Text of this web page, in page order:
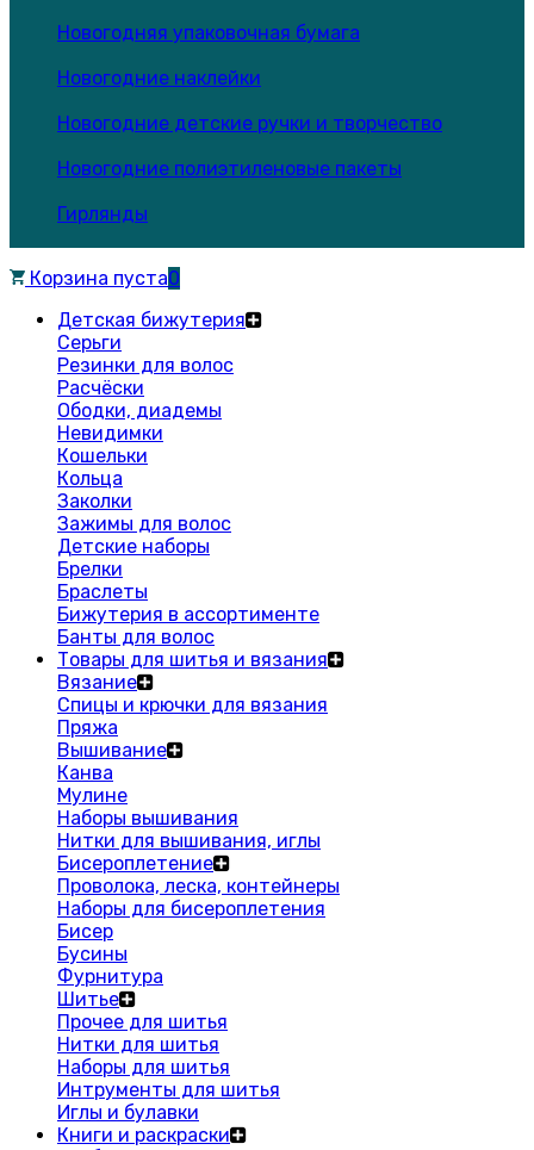
Новогодняя упаковочная бумага
Новогодние наклейки
Новогодние детские ручки и творчество
Новогодние полиэтиленовые пакеты
Гирлянды
Корзина пуста0
Детская бижутерия
Серьги
Резинки для волос
Расчёски
Ободки, диадемы
Невидимки
Кошельки
Кольца
Заколки
Зажимы для волос
Детские наборы
Брелки
Браслеты
Бижутерия в ассортименте
Банты для волос
Товары для шитья и вязания
Вязание
Спицы и крючки для вязания
Пряжа
Вышивание
Канва
Мулине
Наборы вышивания
Нитки для вышивания, иглы
Бисероплетение
Проволока, леска, контейнеры
Наборы для бисероплетения
Бисер
Бусины
Фурнитура
Шитье
Прочее для шитья
Нитки для шитья
Наборы для шитья
Интрументы для шитья
Иглы и булавки
Книги и раскраски